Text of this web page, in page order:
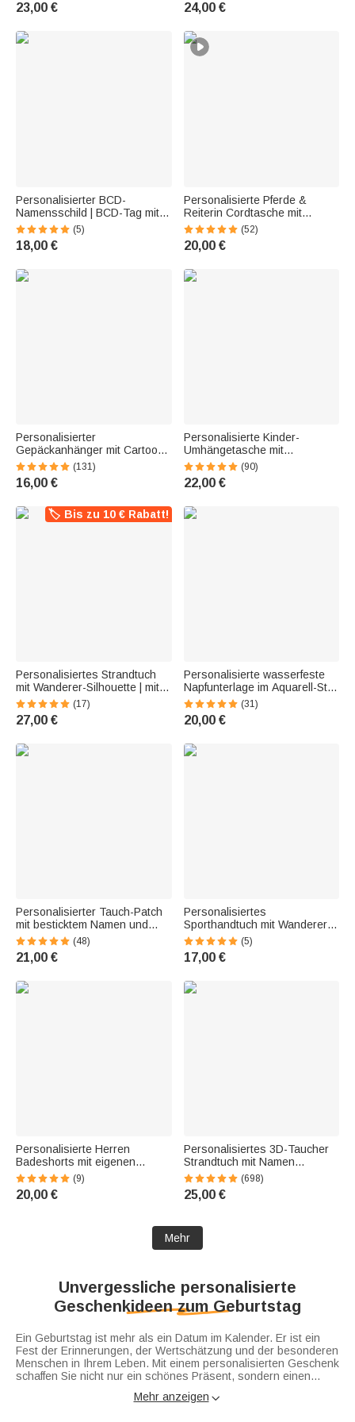
Geburtstagsgeschenk für
23,00 €
Geschenk für Frauen Freunde
24,00 €
Personalisierter BCD-
Namensschild | BCD-Tag mit
Meerestier-Stickerei und
Namen |
Tauchausrüstungskennzeichn
Tauchliebhaber
(5)
18,00 €
Personalisierte Pferde &
Reiterin Cordtasche mit
Namen | großes
Fassungsvermögen | Shopper
| Tote Bag | Reitsport
Reiterinnen
(52)
20,00 €
Personalisierter
Gepäckanhänger mit Cartoon-
Reisefigur | mit Namen
Flugzeug- und Kartenmotiv |
Reisezubehör | Geburtstag
(131)
16,00 €
Personalisierte Kinder-
Umhängetasche mit
gehäkeltem Namen und
Applikation | aus Cord |
Geburtstag Kindergarten
Mädchen Jungen
(90)
22,00 €
🏷️ Bis zu 10 € Rabatt!
Personalisiertes Strandtuch
mit Wanderer-Silhouette | mit
Namen | aus
schnelltrocknender Mikrofaser
| Geburtstagsgeschenk für
(17)
27,00 €
Personalisierte wasserfeste
Napfunterlage im Aquarell-Stil |
mit Haustierfoto | rutschfeste
Gummirückseite | Futtermatte |
Geschenk für Tierbesitzer
(31)
20,00 €
Personalisierter Tauch-Patch
mit besticktem Namen und
Tauchflagge | BCD-
Identifikation | Klettverschluss |
Sommerurlaub Geschenk für
(48)
21,00 €
Personalisiertes
Sporthandtuch mit Wanderer-
Silhouette | schnelltrocknend |
80 cm × 40 cm | Geburtstag
Geschenk für Bergsteiger
(5)
17,00 €
Personalisierte Herren
Badeshorts mit eigenen
Haustierfotos | tropisches
Design | Badehose mit
Innennetz | Sommerurlaub
(9)
20,00 €
Personalisiertes 3D-Taucher
Strandtuch mit Namen
Meerestier | saugfähig |
Turnbeutel optional | Sommer
Geburtstag Geschenk für
(698)
25,00 €
Mehr
Unvergessliche personalisierte
Geschenkideen zum Geburtstag
Ein Geburtstag ist mehr als ein Datum im Kalender. Er ist ein
Fest der Erinnerungen, der Wertschätzung und der besonderen
Menschen in Ihrem Leben. Mit einem personalisierten Geschenk
schaffen Sie nicht nur ein schönes Präsent, sondern einen
lange in Erinnerung bleibt.
personalisierten Geburtstagskollektion finden Sie
Mehr anzeigen 